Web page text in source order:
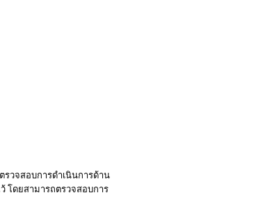
วจสอบการดำเนินการด้าน
โดยสามารถตรวจสอบการ